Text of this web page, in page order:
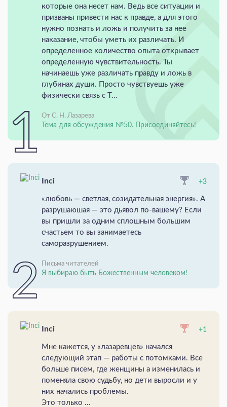
которые она несет нам. Ведь все ситуации и
призваны привести нас к правде, а для этого
нужно познать и ложь и получить за нее
наказание, чтобы уметь их различать. И
определенное количество опыта открывает
определенную чувствительность. Ты
начинаешь уже различать правду и ложь в
глубинах души. Просто чувствуешь уже
физически связь с Т...
От С. Н. Лазарева
Тема для обсуждения №50. Присоединяйтесь!
Inci +3
«любовь — светлая, созидательная энергия». А
разрушаюшая — это дьявол по-вашему? Если
вы пришли за одним сплошным большим
счастьем то вы занимаетесь
саморазрушением.
Письма читателей
Я выбираю быть Божественным человеком!
Inci +1
Мне кажется, у «лазаревцев» начался
следующий этап — работы с потомками. Все
больше писем, где женщины а изменилась и
поменяла свою судьбу, но дети выросли и у
них начались проблемы.
Это только ...